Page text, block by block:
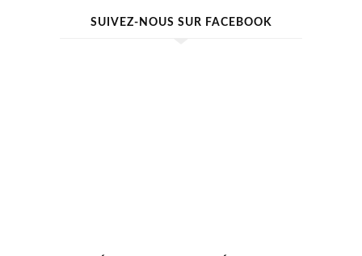
SUIVEZ-NOUS SUR FACEBOOK